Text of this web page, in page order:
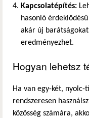
Kapcsolatépítés:
hasonló
akár új
eredményezhet.
Hogyan lehetsz
Ha van egy-két,
rendszeresen
közösség számára,